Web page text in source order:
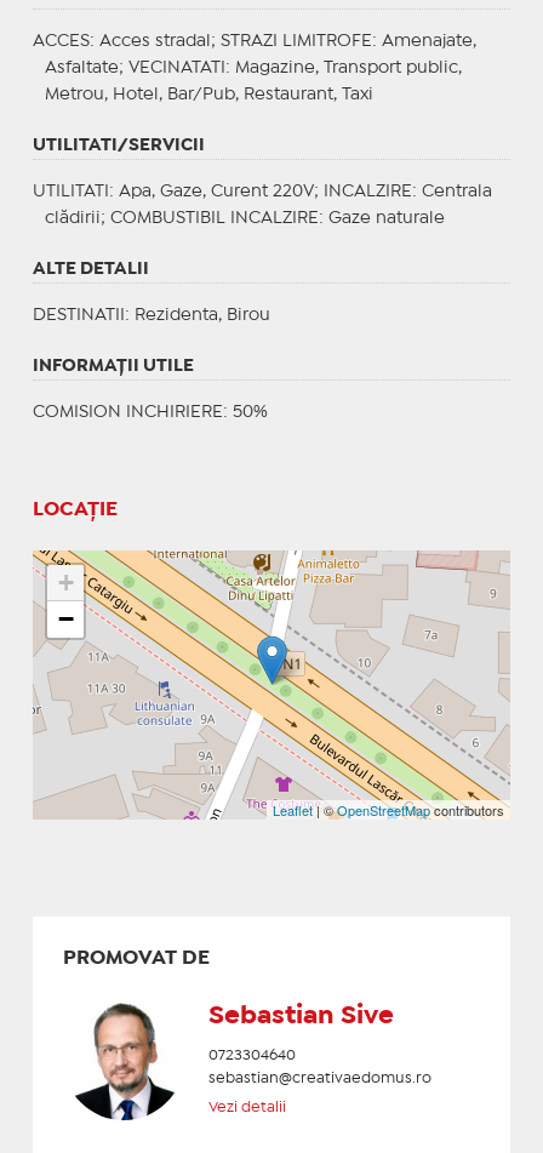
ACCES: Acces stradal; STRAZI LIMITROFE : Amenajate,
Asfaltate; VECINATATI : Magazine, Transport public,
Metrou, Hotel, Bar/Pub, Restaurant, Taxi
UTILITATI/SERVICII
UTILITATI : Apa, Gaze, Curent 220V; INCALZIRE : Centrala
clădirii; COMBUSTIBIL INCALZIRE : Gaze naturale
ALTE DETALII
DESTINATII : Rezidenta, Birou
INFORMAŢII UTILE
COMISION INCHIRIERE: 50%
LOCAȚIE
+
−
Leaflet| ©OpenStreetMapcontributors
PROMOVAT DE
Sebastian Sive
0723304640
sebastian@creativaedomus.ro
Vezi detalii